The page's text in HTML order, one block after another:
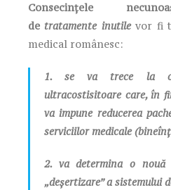
Consecințele
de tratamente inutilevor fi
medical românesc:
1. se va trece la o
ultracostisitoare care, în
va impune reducerea
serviciilor medicale
2. va determina o
„deșertizare” a sistemului